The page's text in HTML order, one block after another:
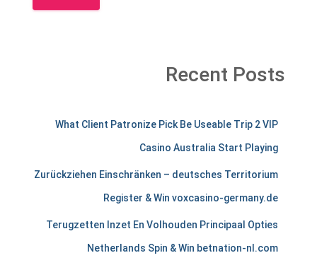
Recent Posts
e
c
h
a
What Client Patronize Pick Be Useable Trip 2 VIP
Casino Australia Start Playing
Zurückziehen Einschränken – deutsches Territorium
Register & Win voxcasino-germany.de
Terugzetten Inzet En Volhouden Principaal Opties
Netherlands Spin & Win betnation-nl.com